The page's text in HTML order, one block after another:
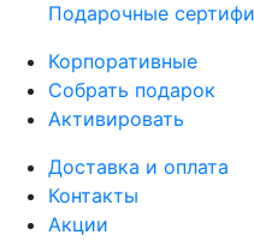
Подарочные
Корпоративные
Собрать подарок
Активировать
Доставка и оплата
Контакты
Акции